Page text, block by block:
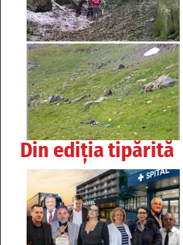
Din ediția tipărită